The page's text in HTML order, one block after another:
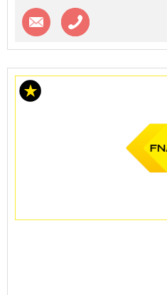
Contacter l'agence